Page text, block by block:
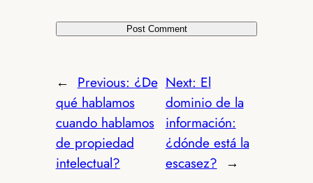
← Previous: ¿De
qué hablamos
cuando hablamos
de propiedad
intelectual?
Next: El
dominio de la
información:
¿dónde está la
escasez? →